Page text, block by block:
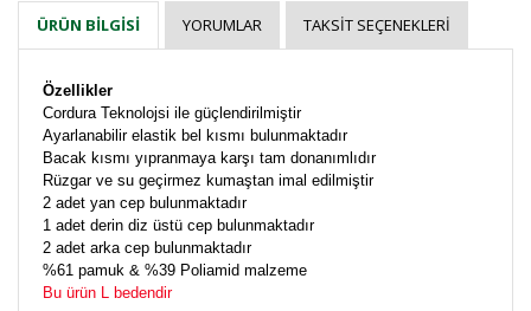
ÜRÜN BILGISI YORUMLAR TAKSIT SEÇENEKLERI
Özellikler
Cordura Teknolojsi ile güçlendirilmiştir
Ayarlanabilir elastik bel kısmı bulunmaktadır
Bacak kısmı yıpranmaya karşı tam donanımlıdır
Rüzgar ve su geçirmez kumaştan imal edilmiştir
2 adet yan cep bulunmaktadır
1 adet derin diz üstü cep bulunmaktadır
2 adet arka cep bulunmaktadır
%61 pamuk & %39 Poliamid malzeme
Bu ürün L bedendir